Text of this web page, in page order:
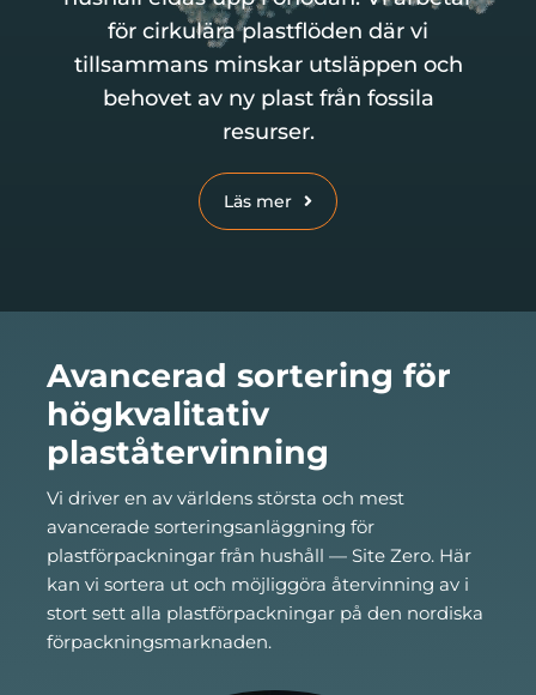
Om oss
för cirkulära plastflöden där vi
tillsammans minskar utsläppen och
behovet av ny plast från fossila
resurser.
Läs mer
Avancerad sortering för
högkvalitativ
plaståtervinning
Vi driver en av världens största och mest
avancerade sorteringsanläggning för
plastförpackningar från hushåll — Site Zero. Här
kan vi sortera ut och möjliggöra återvinning av i
stort sett alla plastförpackningar på den nordiska
förpackningsmarknaden.